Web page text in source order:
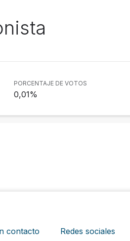
PORCENTAJE DE VOTOS
0,01%
contacto Redes sociales